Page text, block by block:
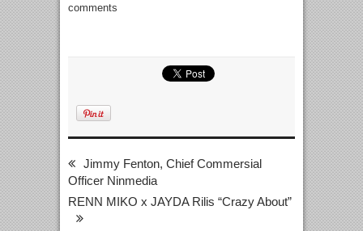
comments
Jimmy Fenton, Chief Commersial
Officer Ninmedia
RENN MIKO x JAYDA Rilis “Crazy About”